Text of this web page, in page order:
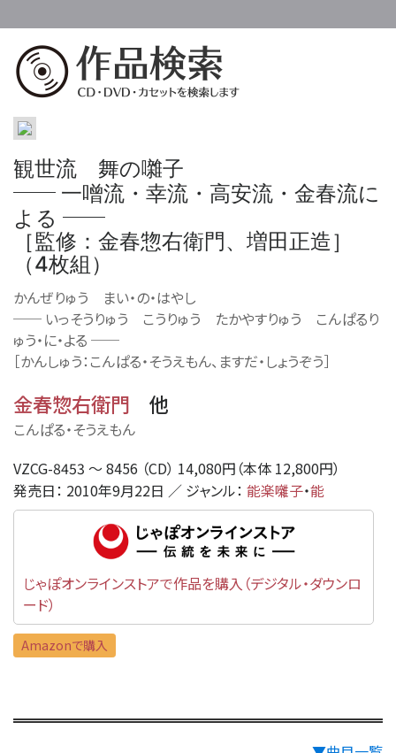
観世流 舞の囃子
── 一噌流・幸流・高安流・金春流に
よる ──
［監修：金春惣右衛門、増田正造］
（4枚組）
かんぜりゅう まい・の・はやし
── いっそうりゅう こうりゅう たかやすりゅう こんぱるり
ゅう・に・よる ──
［かんしゅう：こんぱる・そうえもん、ますだ・しょうぞう］
金春惣右衛門 他
こんぱる・そうえもん
VZCG-8453 〜 8456 （CD） 14,080円（本体 12,800円）
発売日： 2010年9月22日 ／ ジャンル： 能楽囃子・能
じゃぽオンラインストアで作品を購入（デジタル・ダウンロ
ード）
Amazonで購入